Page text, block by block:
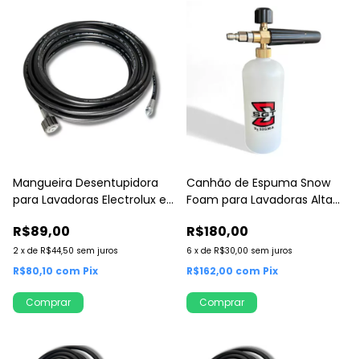
Mangueira Desentupidora
para Lavadoras Electrolux e
R$89,00
2 x de R$44,50 sem juros
R$80,10 com Pix
Comprar
Canhão de Espuma Snow
Foam para Lavadoras Alta
R$180,00
6 x de R$30,00 sem juros
R$162,00 com Pix